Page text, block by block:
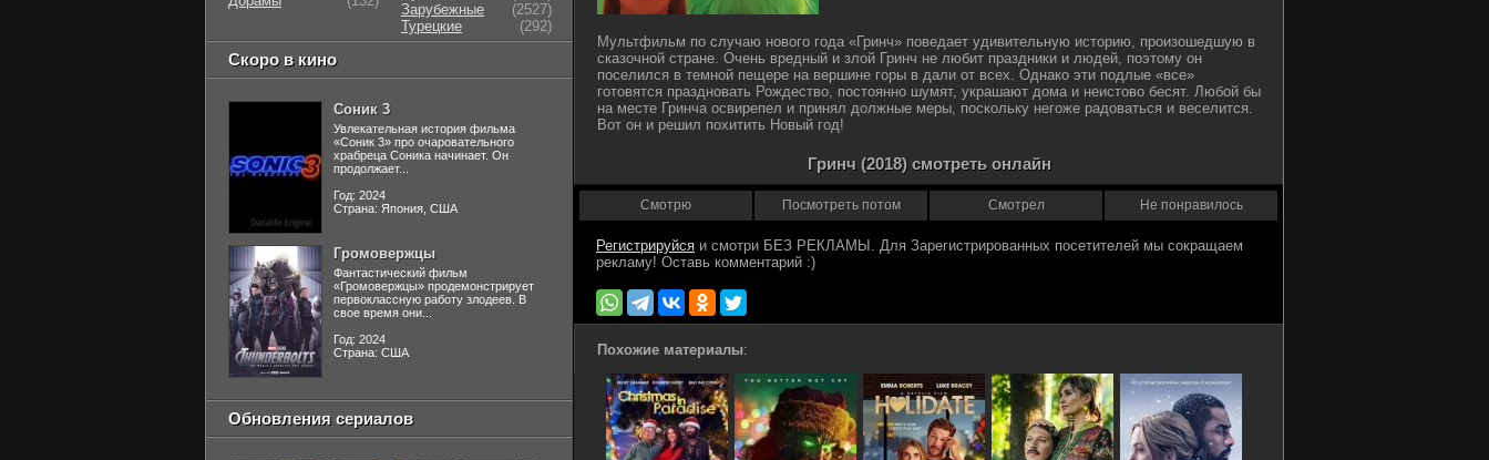
Мультфильм по случаю нового года «Гринч» поведает удивительную историю, произошедшую в
сказочной стране. Очень вредный и злой Гринч не любит праздники и людей, поэтому он
поселился в темной пещере на вершине горы в дали от всех. Однако эти подлые «все»
готовятся праздновать Рождество, постоянно шумят, украшают дома и неистово бесят. Любой бы
на месте Гринча освирепел и принял должные меры, поскольку негоже радоваться и веселится.
Вот он и решил похитить Новый год!
Гринч (2018) смотреть онлайн
Смотрю Посмотреть потом Смотрел Не понравилось
Регистрируйся
Похожие материалы:
Зарубежные
(2527)
Турецкие
(292)
Скоро в кино
Соник 3
Увлекательная история фильма
«Соник 3» про очаровательного
храбреца Соника начинает. Он
продолжает...
Год: 2024
Страна: Япония, США
Громовержцы
Фантастический фильм
«Громовержцы» продемонстрирует
первоклассную работу злодеев. В
свое время они...
Год: 2024
Страна: США
Обновления сериалов